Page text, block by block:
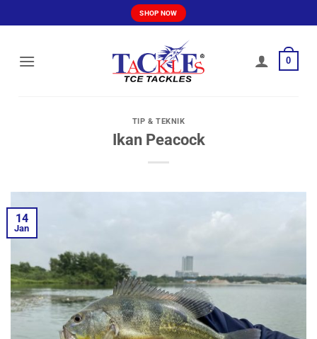
to
SHOP NOW
0
TIP & TEKNIK
Ikan Peacock
14
Jan